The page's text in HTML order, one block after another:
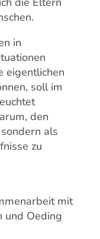
in
eigentlichen
soll im
den
als
zu
mit
und Oeding